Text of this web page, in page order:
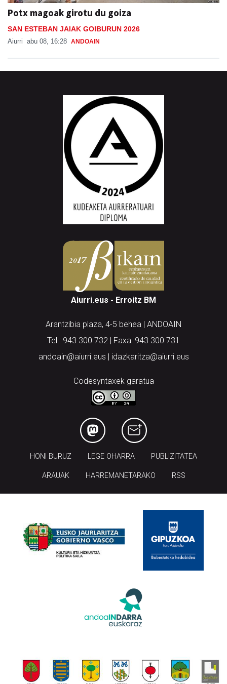
Potx magoak girotu du goiza
SAN ESTEBAN JAIAK GOIBURUN 2026
Aiurri abu 08, 16:28 ANDOAIN
Aiurri.eus - Erroitz BM
Arantzibia plaza, 4-5 behea | ANDOAIN
Tel.: 943 300 732 | Faxa: 943 300 731
andoain@aiurri.eus | idazkaritza@aiurri.eus
Codesyntaxek garatua
HONI BURUZ LEGE OHARRA PUBLIZITATEA
ARAUAK HARREMANETARAKO RSS